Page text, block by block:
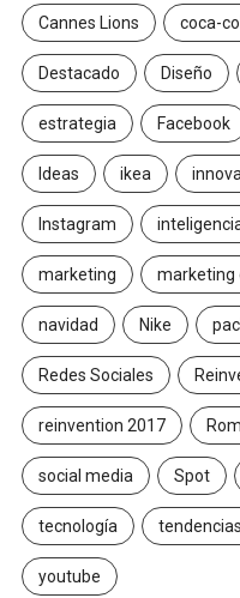
Cannes Lions coca-
Destacado Diseño
estrategia Facebook
Ideas ikea
Instagram
marketing marketing
navidad Nike
Redes Sociales
reinvention 2017
social media Spot
tecnología tendencias
youtube